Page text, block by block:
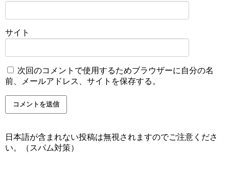
サイト
次回のコメントで使用するためブラウザーに自分の名
前、メールアドレス、サイトを保存する。
日本語が含まれない投稿は無視されますのでご注意くださ
い。（スパム対策）